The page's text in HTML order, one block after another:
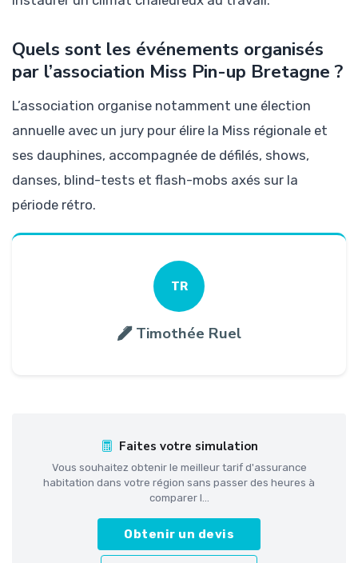
Quels sont les événements organisés
par l’association Miss Pin-up Bretagne ?
L’association organise notamment une élection
annuelle avec un jury pour élire la Miss régionale et
ses dauphines, accompagnée de défilés, shows,
danses, blind-tests et flash-mobs axés sur la
période rétro.
TR
Timothée Ruel
Faites votre simulation
Vous souhaitez obtenir le meilleur tarif d'assurance
habitation dans votre région sans passer des heures à
comparer l...
Obtenir un devis